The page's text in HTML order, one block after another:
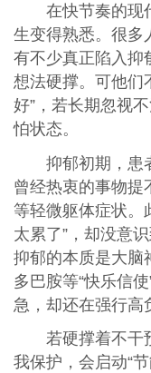
在快节奏的现
生变得熟悉。很多
有不少真正陷入抑
想法硬撑。可他们
好”，若长期忽视
怕状态。
抑郁初期，患
曾经热衷的事物提
等轻微躯体症状。
太累了”，却没意
抑郁的本质是大脑
多巴胺等“快乐信
急，却还在强行高
若硬撑着不干
我保护，会启动“